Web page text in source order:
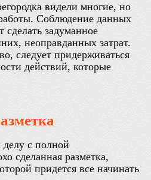
видели многие, но
Соблюдение данных
задуманное
неоправданных затрат.
следует придерживаться
действий, которые
с полной
сделанная разметка,
придется все начинать